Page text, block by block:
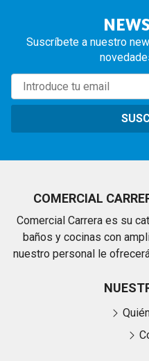
Suscríbete a nuestro
COMERCIAL
Comercial Carrera es su
baños y cocinas con
nuestro personal le